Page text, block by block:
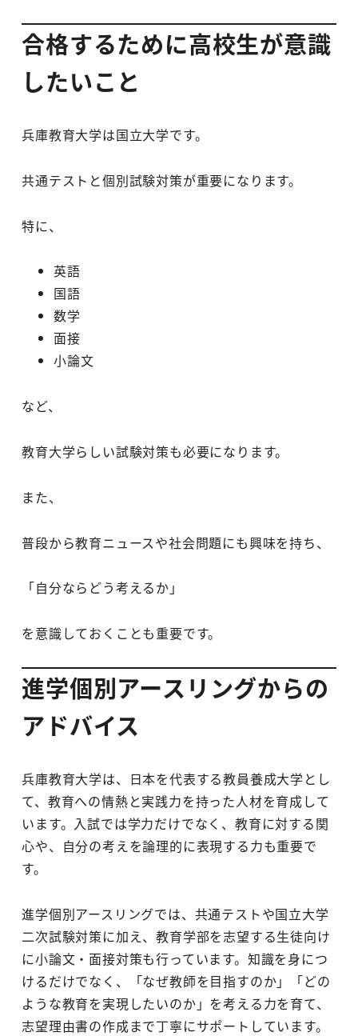
合格するために高校生が意識
したいこと
兵庫教育大学は国立大学です。
共通テストと個別試験対策が重要になります。
特に、
英語
国語
数学
面接
小論文
など、
教育大学らしい試験対策も必要になります。
また、
普段から教育ニュースや社会問題にも興味を持ち、
「自分ならどう考えるか」
を意識しておくことも重要です。
進学個別アースリングからの
アドバイス
兵庫教育大学は、日本を代表する教員養成大学とし
て、教育への情熱と実践力を持った人材を育成して
います。入試では学力だけでなく、教育に対する関
心や、自分の考えを論理的に表現する力も重要で
す。
進学個別アースリングでは、共通テストや国立大学
二次試験対策に加え、教育学部を志望する生徒向け
に小論文・面接対策も行っています。知識を身につ
けるだけでなく、「なぜ教師を目指すのか」「どの
ような教育を実現したいのか」を考える力を育て、
志望理由書の作成まで丁寧にサポートしています。